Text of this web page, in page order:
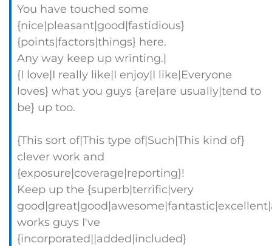
You have touched some
{nice|pleasant|good|fastidious}
{points|factors|things} here.
Any way keep up wrinting.|
{I love|I really like|I enjoy|I like|Everyone
loves} what you guys {are|are usually|tend to
be} up too.
{This sort of|This type of|Such|This kind of}
clever work and
{exposure|coverage|reporting}!
Keep up the {superb|terrific|very
works guys I've
{incorporated||added|included}